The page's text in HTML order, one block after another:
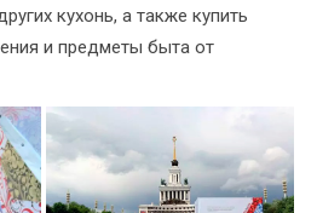
кухонь, а также купить
и предметы быта от